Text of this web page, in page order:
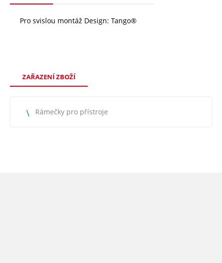
Pro svislou montáž Design: Tango®
ZAŘAZENÍ ZBOŽÍ
Rámečky pro přístroje